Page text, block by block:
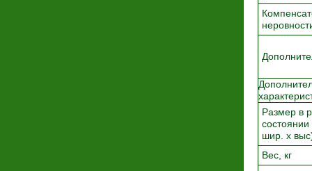
Размер в
шир. х
Вес, кг